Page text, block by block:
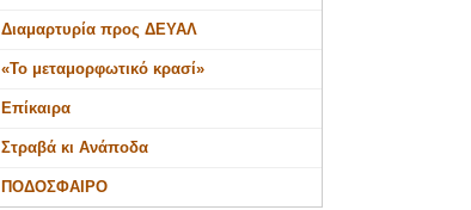
Διαμαρτυρία προς ΔΕΥΑΛ
«Το μεταμορφωτικό κρασί»
Επίκαιρα
Στραβά κι Ανάποδα
ΠΟΔΟΣΦΑΙΡΟ